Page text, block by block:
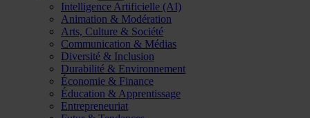
Intelligence Artificielle (AI)
Animation & Modération
Arts, Culture & Société
Communication & Médias
Diversité & Inclusion
Durabilité & Environnement
Économie & Finance
Éducation & Apprentissage
Entrepreneuriat